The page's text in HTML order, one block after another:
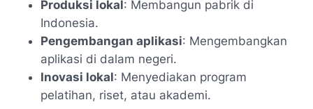
Produksi lokal: Membangun pabrik di
Indonesia.
Pengembangan aplikasi: Mengembangkan
aplikasi di dalam negeri.
Inovasi lokal: Menyediakan program
pelatihan, riset, atau akademi.